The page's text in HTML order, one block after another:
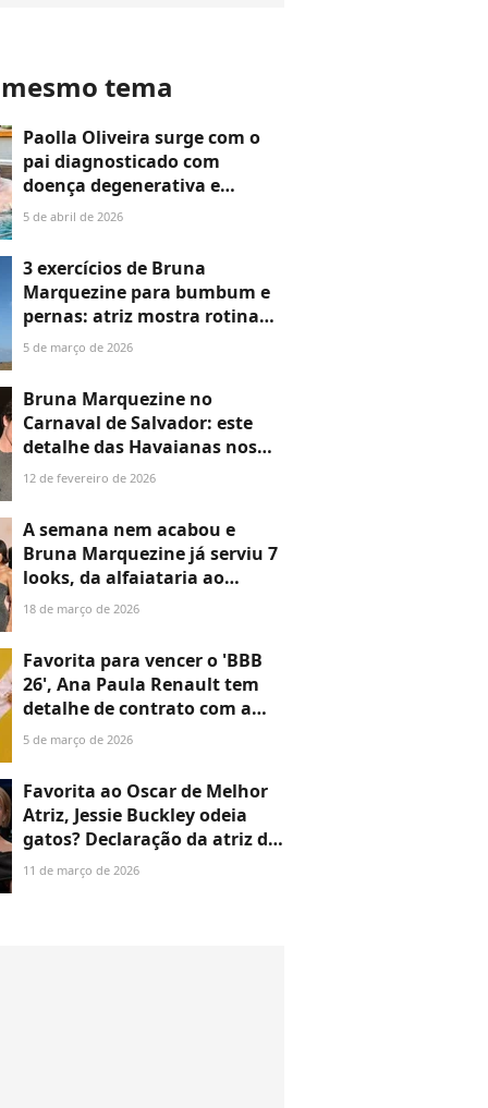
tema
Paolla Oliveira surge com o
pai diagnosticado com
doença degenerativa e
detalhe no corpo da atriz
5 de abril de 2026
3 exercícios de Bruna
Marquezine para bumbum e
pernas: atriz mostra rotina
intensa após mudar o visual.
5 de março de 2026
Bruna Marquezine no
Carnaval de Salvador: este
detalhe das Havaianas nos
pés da atriz é a prova
Shawn Mendes engatou
12 de fevereiro de 2026
A semana nem acabou e
Bruna Marquezine já serviu 7
looks, da alfaiataria ao
decotão assimétrico; uma
escolhas ousadas da atriz
18 de março de 2026
Favorita para vencer o 'BBB
26', Ana Paula Renault tem
detalhe de contrato com a
Globo revelado. Saiba valores
semana no reality. Detalhes!
5 de março de 2026
Favorita ao Oscar de Melhor
Atriz, Jessie Buckley odeia
gatos? Declaração da atriz de
'Hamnet' e 'A Noiva!' vira
11 de março de 2026